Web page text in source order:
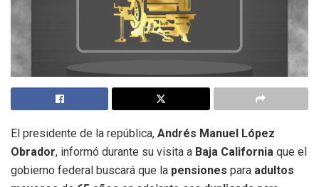
El presidente de la república, Andrés Manuel López
Obrador, informó durante su visita a Baja California que el
gobierno federal buscará que la pensiones para adultos